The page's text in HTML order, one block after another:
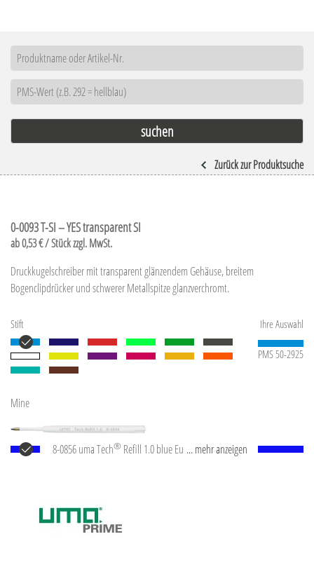
Zurück zur Produktsuche
0-0093 T-SI – YES transparent SI
ab 0,53 € / Stück zzgl. MwSt.
Druckkugelschreiber mit transparent glänzendem Gehäuse, breitem
Bogenclipdrücker und schwerer Metallspitze glanzverchromt.
Ihre Auswahl
Stift
PMS 50-2925
Mine
8-0856 uma Tech® Refill 1.0 blue Europäische
4.500 m. Deutsche Schreibpaste nach ISO-Norm. Die
uma Tech Refill 1.0 vermittelt ein angenehmes und
... mehr anzeigen